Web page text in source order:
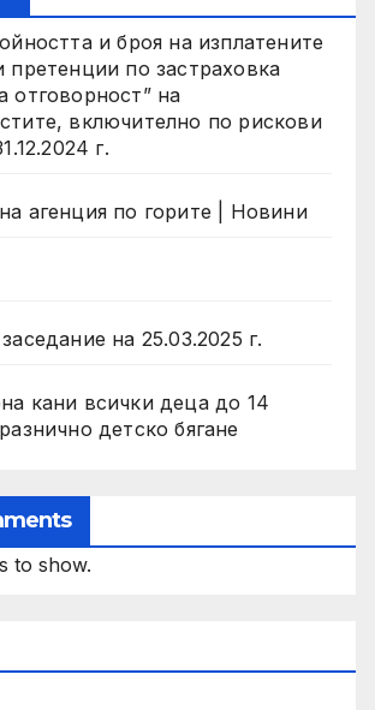
и броя на изплатените
претенции по застраховка
отговорност” на
включително по рискови
г.
агенция по горите | Новини
на 25.03.2025 г.
кани всички деца до 14
детско бягане
to show.